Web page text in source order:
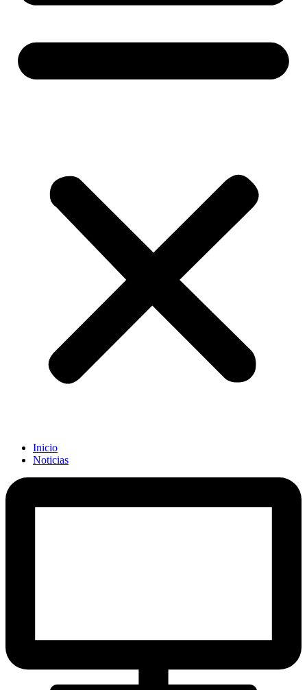
Inicio
Noticias